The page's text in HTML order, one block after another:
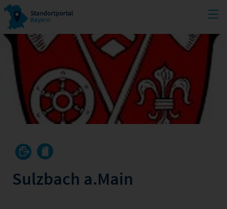
Sulzbach a.Main